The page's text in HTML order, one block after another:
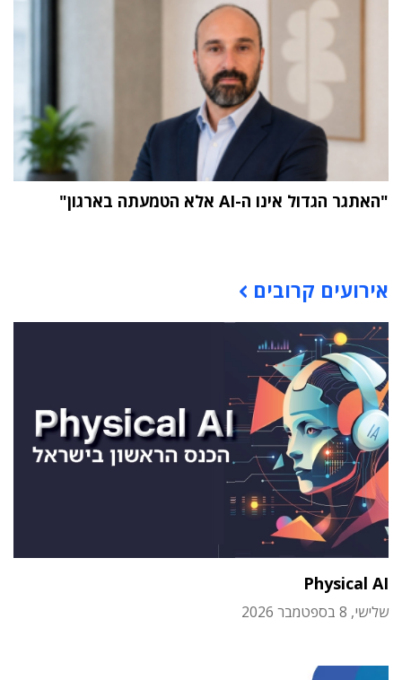
"האתגר הגדול אינו ה-AI אלא הטמעתה בארגון"
אירועים קרובים
Physical AI
שלישי, 8 בספטמבר 2026